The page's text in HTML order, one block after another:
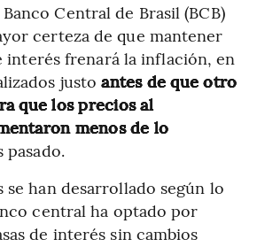
Central de Brasil (BCB)
certeza de que mantener
interés frenará la inflación, en
justoantes de que otro
que los precios al
menos de lo
pasado.
se han desarrollado según lo
central ha optado por
de interés sin cambios